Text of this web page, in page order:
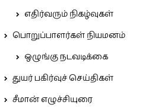
எதிர்வரும் நிகழ்வுகள்
பொறுப்பாளர்கள் நியமனம்
ஒழுங்கு நடவடிக்கை
துயர் பகிர்வுச் செய்திகள்
சீமான் எழுச்சியுரை